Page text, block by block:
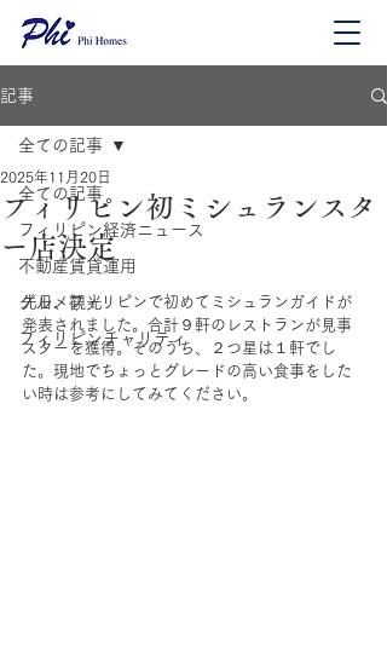
記事
全ての記事
フィリピン経済ニュース
不動産賃貸運用
グルメ観光
フィリピンチャリティ
全ての記事
フィリピン初ミシュランスタ
ー店決定
2025年11月20日
先日、フィリピンで初めてミシュランガイドが
発表されました。合計９軒のレストランが見事
スターを獲得。そのうち、２つ星は１軒でし
た。現地でちょっとグレードの高い食事をした
い時は参考にしてみてください。